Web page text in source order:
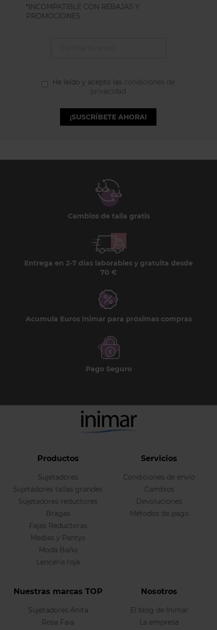
*INCOMPATIBLE CON REBAJAS Y
PROMOCIONES
He leído y acepto las condiciones de
privacidad
¡SUSCRÍBETE AHORA!
Cambios de talla gratis
Entrega en 2-7 días laborables y gratuita desde
70 €
Acumula Euros Inimar para próximas compras
Pago Seguro
Productos
Sujetadores
Sujetadores tallas grandes
Sujetadores reductores
Bragas
Fajas Reductoras
Medias y Pantys
Moda Baño
Lencería roja
Servicios
Condiciones de envío
Cambios
Devoluciones
Métodos de pago
Nuestras marcas TOP
Sujetadores Anita
Rosa Faia
Nosotros
El blog de Inimar
La empresa